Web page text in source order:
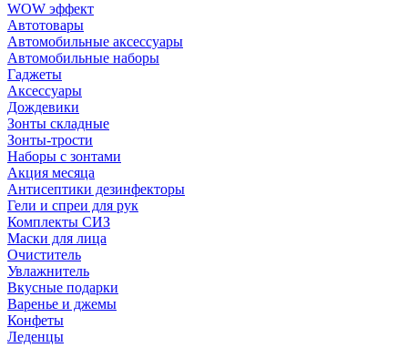
WOW эффект
Автотовары
Автомобильные аксессуары
Автомобильные наборы
Гаджеты
Аксессуары
Дождевики
Зонты складные
Зонты-трости
Наборы с зонтами
Акция месяца
Антисептики дезинфекторы
Гели и спреи для рук
Комплекты СИЗ
Маски для лица
Очиститель
Увлажнитель
Вкусные подарки
Варенье и джемы
Конфеты
Леденцы